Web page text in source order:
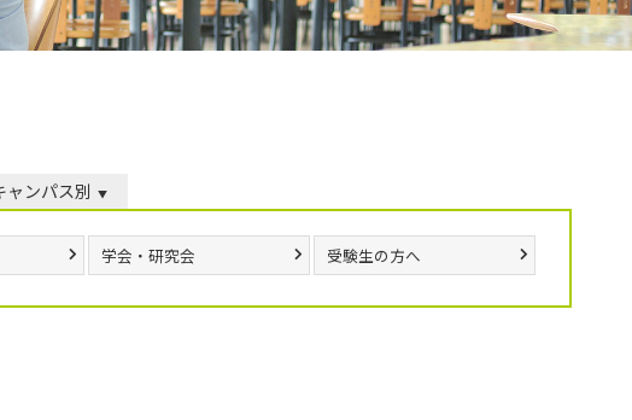
ャンパス別
学会・研究会 受験生の方へ